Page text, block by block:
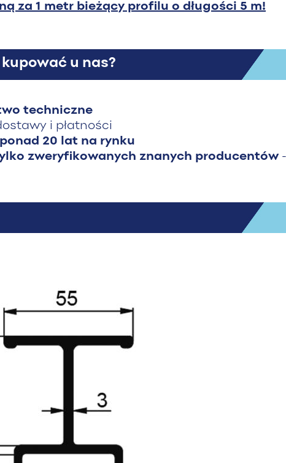
za 1 metr bieżący profilu o długości 5 m!
u nas?
techniczne
i płatności
20 lat na rynku
zweryfikowanych znanych producentów-